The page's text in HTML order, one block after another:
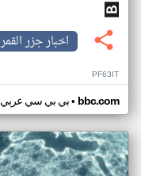
اخبار جزر القمر
PF63IT
بي بي سي عربي• bbc.com